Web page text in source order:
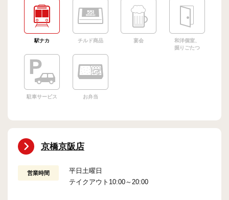
駅ナカ チルド商品 宴会
和洋個室、
掘りごたつ
駐車サービス お弁当
京橋京阪店
営業時間
平日土曜日
テイクアウト10:00～20:00